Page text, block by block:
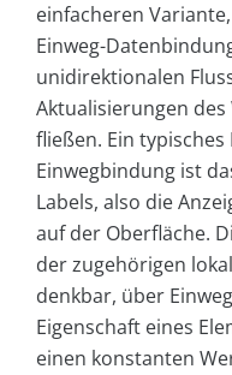
einfacheren
Einweg-
unidirektionalen
Aktualisierungen
fließen. Ein
Einwegbindung ist
Labels, also die
auf der Oberfläche.
der zugehörigen
denkbar, über
Eigenschaft eines
einen konstanten